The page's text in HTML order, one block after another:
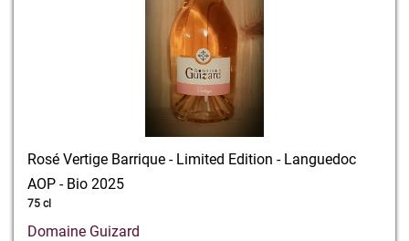
Rosé Vertige Barrique - Limited Edition - Languedoc
AOP - Bio 2025
75 cl
Domaine Guizard